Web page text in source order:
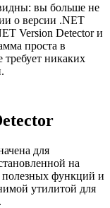
вы больше не
о версии .NET
Version Detector и
проста в
никаких
для
на
полезных функций и
утилитой для